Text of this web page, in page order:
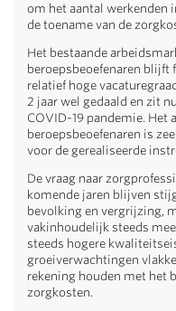
om het aantal werkenden
de toename van de
Het bestaande
beroepsbeoefenaren
relatief hoge
2 jaar wel gedaald en zit
COVID-19 pandemie. Het
beroepsbeoefenaren is
voor de gerealiseerde
De vraag naar
komende jaren blijven
bevolking en vergrijzing,
vakinhoudelijk steeds
steeds hogere
groeiverwachtingen
rekening houden met het
zorgkosten.